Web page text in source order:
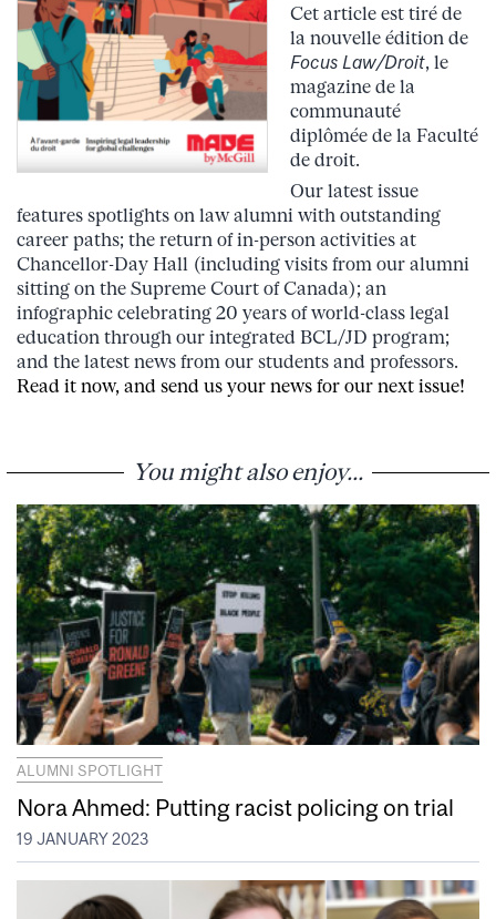
Cet article est tiré de
la nouvelle édition de
Focus Law/Droit, le
magazine de la
communauté
diplômée de la Faculté
de droit.
Our latest issue
features spotlights on law alumni with outstanding
career paths; the return of in-person activities at
Chancellor-Day Hall (including visits from our alumni
sitting on the Supreme Court of Canada); an
infographic celebrating 20 years of world-class legal
education through our integrated BCL/JD program;
and the latest news from our students and professors.
Read it now, and send us your news for our next issue!
You might also enjoy...
ALUMNI SPOTLIGHT
Nora Ahmed: Putting racist policing on trial
19 JANUARY 2023